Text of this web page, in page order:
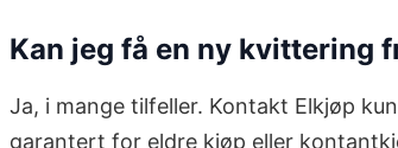
Kan jeg få en ny kvittering
Ja, i mange tilfeller. Kontakt Elkjøp
garantert for eldre kjøp eller